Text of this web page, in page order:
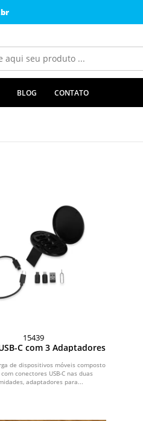
BLOG CONTATO
15439
C com 3 Adaptadores
de dispositivos móveis composto
conectores USB-C nas duas
adaptadores para...